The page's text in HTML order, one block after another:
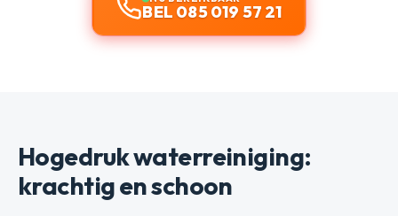
BEL 085 019 57 21
Hogedruk waterreiniging:
krachtig en schoon